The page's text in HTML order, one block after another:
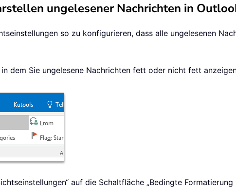
ungelesener Nachrichten in
so zu konfigurieren, dass alle ungelesenen
dem Sie ungelesene Nachrichten fett oder nicht fett
auf die Schaltfläche „Bedingte Formatierung